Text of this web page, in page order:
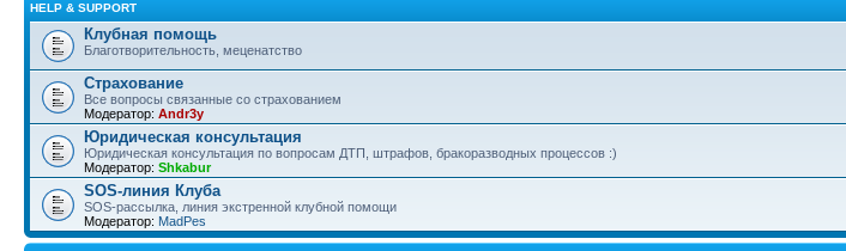
HELP & SUPPORT
Клубная помощь
Благотворительность, меценатство
Страхование
Все вопросы связанные со страхованием
Модератор: Andr3y
Юридическая консультация
Юридическая консультация по вопросам ДТП, штрафов, бракоразводных процессов :)
Модератор: Shkabur
SOS-линия Клуба
SOS-рассылка, линия экстренной клубной помощи
Модератор: MadPes